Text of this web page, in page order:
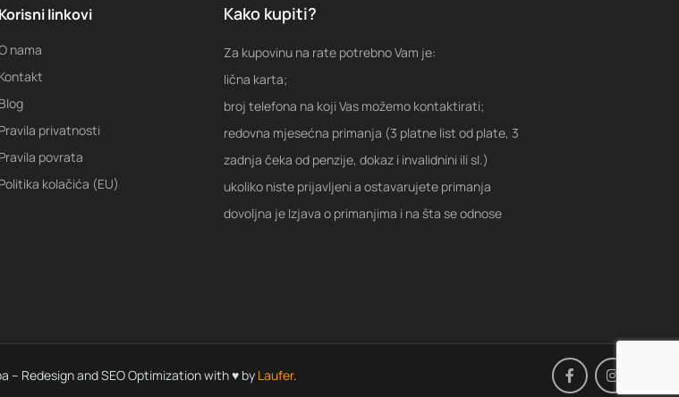
Korisni linkovi
nama
Kontakt
Blog
Pravila privatnosti
Pravila povrata
Politika kolačića (EU)
Kako kupiti?
Za kupovinu na rate potrebno Vam je:
lična karta;
broj telefona na koji Vas možemo kontaktirati;
redovna mjesećna primanja (3 platne list od plate, 3
zadnja čeka od penzije, dokaz i invalidnini ili sl.)
ukoliko niste prijavljeni a ostavarujete primanja
dovoljna je Izjava o primanjima i na šta se odnose
– Redesign and SEO Optimization with ♥ by Laufer.